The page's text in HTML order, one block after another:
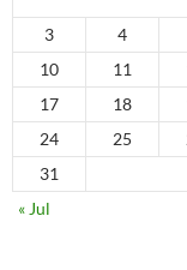
3
4
10
11
17
18
24
25
31
« Jul